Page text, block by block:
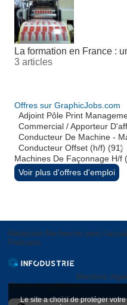
Le site a choisi de protéger
La formation en France :
3 articles
Offres sur GraphicJobs.com
Adjoint Pôle Print
Commercial / Apporteur
Conducteur De Machine -
Conducteur Offset (h/f) (91)
Machines De Façonnage H/f
Voir plus d'offres d'emploi
Rédaction Recherche dans
Podcasts
Mentions
Charte de modération